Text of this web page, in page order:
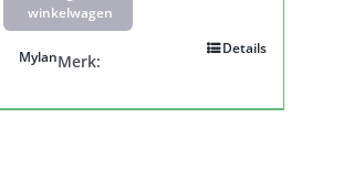
winkelwagen
Details
Merk:
Mylan